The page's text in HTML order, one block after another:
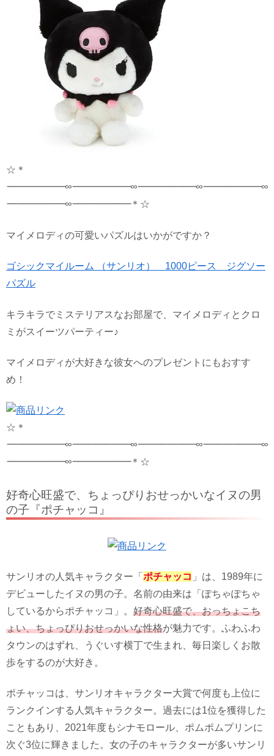
☆＊
━━━━━━∞━━━━━━∞━━━━━━∞━━━━━━∞
━━━━━━∞━━━━━━＊☆
マイメロディの可愛いパズルはいかがですか？
ゴシックマイルーム （サンリオ） 1000ピース ジグソー
パズル
キラキラでミステリアスなお部屋で、マイメロディとクロ
ミがスイーツパーティー♪
マイメロディが大好きな彼女へのプレゼントにもおすす
め！
☆＊
━━━━━━∞━━━━━━∞━━━━━━∞━━━━━━∞
━━━━━━∞━━━━━━＊☆
好奇心旺盛で、ちょっぴりおせっかいなイヌの男
の子『ポチャッコ』
サンリオの人気キャラクター「 ポチャッコ 」は、1989年に
デビューしたイヌの男の子。名前の由来は「ぽちゃぽちゃ
しているからポチャッコ」。 好奇心旺盛で、おっちょこち
ょい、ちょっぴりおせっかいな性格が魅力です。ふわふわ
タウンのはずれ、うぐいす横丁で生まれ、毎日楽しくお散
歩をするのが大好き。
ポチャッコは、サンリオキャラクター大賞で何度も上位に
ランクインする人気キャラクター。過去には1位を獲得した
こともあり、2021年度もシナモロール、ポムポムプリンに
次ぐ3位に輝きました。女の子のキャラクターが多いサンリ